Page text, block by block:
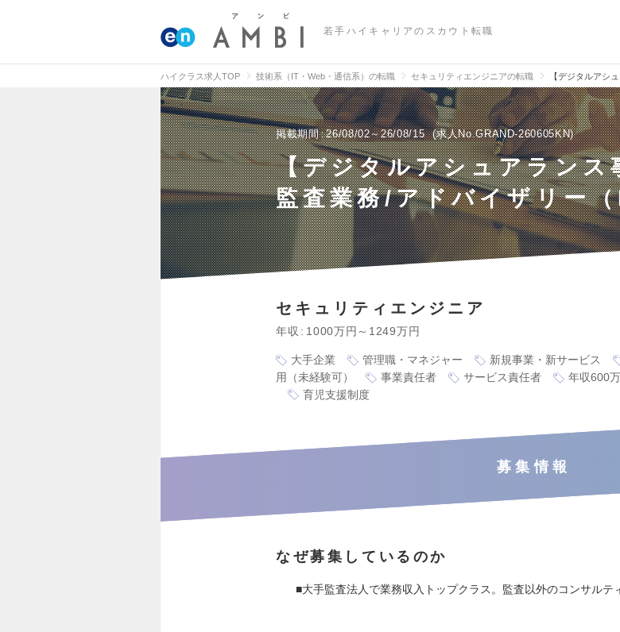
若手ハイキャリアのスカウト転職
ハイクラス求人TOP 技術系（IT・Web・通信系）の転職 セキュリティエンジニアの転職 【デジタルアシ
掲載期間 26/08/02～26/08/15 求人No.GRAND-260605KN
【デジタルアシュアラン
監査業務/アドバイザリー
セキュリティエンジニア
年収 1000万円～1249万円
大手企業 管理職・マネジャー 新規事業・新サービス
用（未経験可）
事業責任者 サービス責任者 年収600
育児支援制度
募集情報
なぜ募集しているのか
■大手監査法人で業務収入トップクラス。監査以外のコンサルテ